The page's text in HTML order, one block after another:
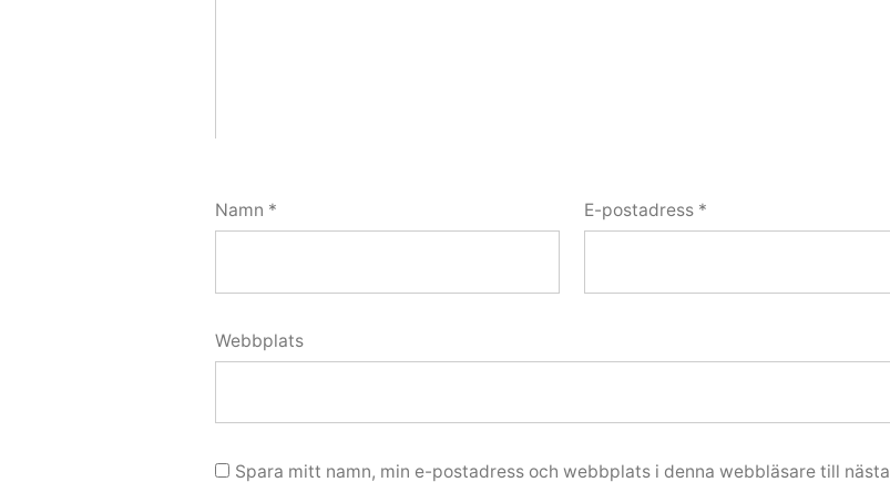
Namn * E-postadress *
Webbplats
Spara mitt namn, min e-postadress och webbplats i denna webbläsare till nästa